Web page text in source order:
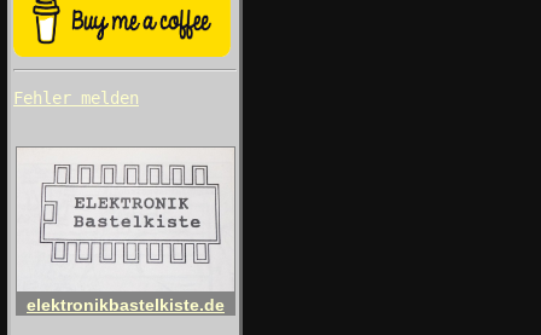
Fehler melden
elektronikbastelkiste.de